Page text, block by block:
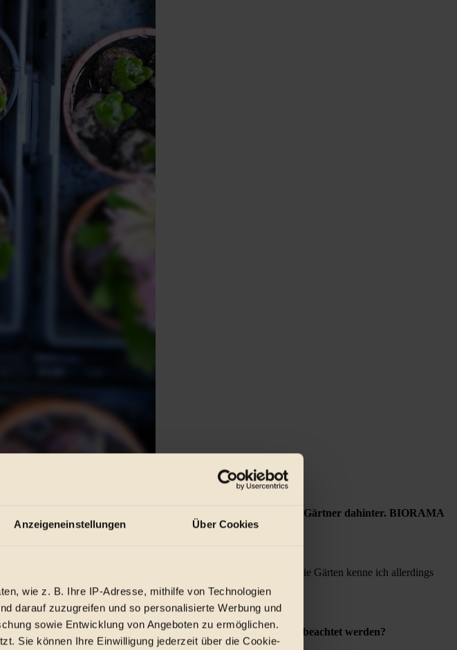
Anzeigeneinstellungen Über Cookies
wie z. B. Ihre IP-Adresse, mithilfe von Technologien
darauf zuzugreifen und so personalisierte Werbung und
sowie Entwicklung von Angeboten zu ermöglichen.
Sie können Ihre Einwilligung jederzeit über die Cookie-
Grünflächen und die leidenschaftlichen Gärtnerinnen und Gärtner dahinter. BIORAMA
warum kein Ende zu sehen, das beste am Ganzen ist.
weltweit einen Lieblingsgarten?
geht. Jedes Land hat da seinen ganz speziellen Gartencharakter. Die Gärten kenne ich allerdings
Winter – für Laien nicht gerade die Gartenzeit schlechthin – beachtet werden?